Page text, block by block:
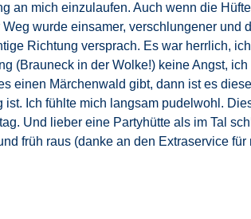
an mich einzulaufen. Auch wenn die
wurde einsamer, verschlungener und
Richtung versprach. Es war herrlich,
(Brauneck in der Wolke!) keine Angst,
einen Märchenwald gibt, dann ist es
Ich fühlte mich langsam pudelwohl.
Und lieber eine Partyhütte als im Tal
früh raus (danke an den Extraservice für